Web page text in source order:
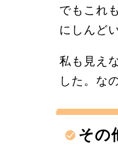
でもこれ
にしんど
私も見え
した。な
その